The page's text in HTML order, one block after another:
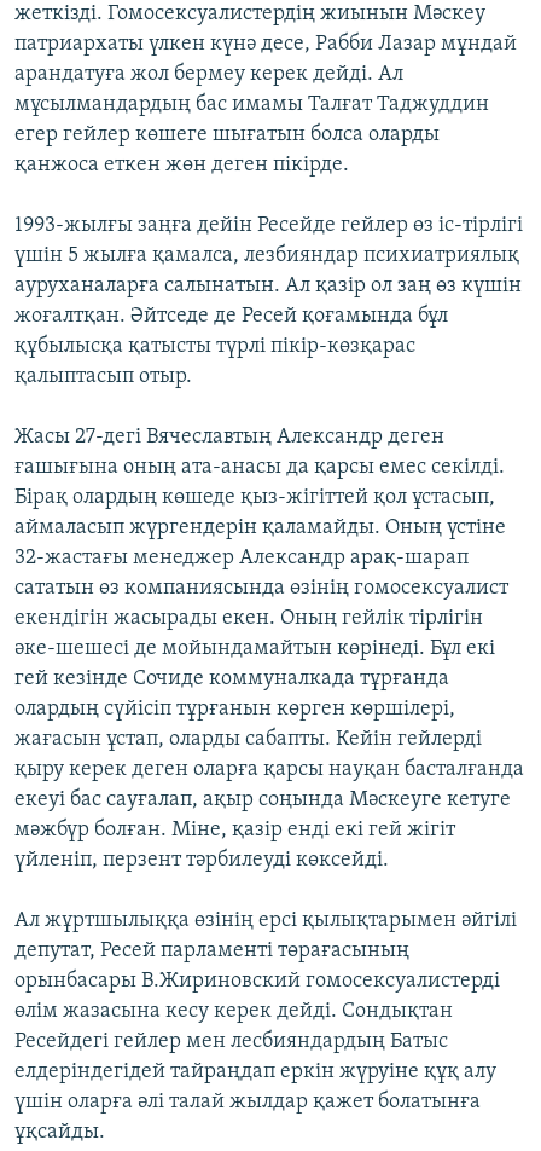
жеткізді. Гомосексуалистердің жиынын Мәскеу
патриархаты үлкен күнә десе, Рабби Лазар мұндай
арандатуға жол бермеу керек дейді. Ал
мұсылмандардың бас имамы Талғат Таджуддин
егер гейлер көшеге шығатын болса оларды
қанжоса еткен жөн деген пікірде.
1993-жылғы заңға дейін Ресейде гейлер өз іс-тірлігі
үшін 5 жылға қамалса, лезбияндар психиатриялық
ауруханаларға салынатын. Ал қазір ол заң өз күшін
жоғалтқан. Әйтседе де Ресей қоғамында бұл
құбылысқа қатысты түрлі пікір-көзқарас
қалыптасып отыр.
Жасы 27-дегі Вячеславтың Александр деген
ғашығына оның ата-анасы да қарсы емес секілді.
Бірақ олардың көшеде қыз-жігіттей қол ұстасып,
аймаласып жүргендерін қаламайды. Оның үстіне
32-жастағы менеджер Александр арақ-шарап
сататын өз компаниясында өзінің гомосексуалист
екендігін жасырады екен. Оның гейлік тірлігін
әке-шешесі де мойындамайтын көрінеді. Бұл екі
гей кезінде Сочиде коммуналкада тұрғанда
олардың сүйісіп тұрғанын көрген көршілері,
жағасын ұстап, оларды сабапты. Кейін гейлерді
қыру керек деген оларға қарсы науқан басталғанда
екеуі бас сауғалап, ақыр соңында Мәскеуге кетуге
мәжбүр болған. Міне, қазір енді екі гей жігіт
үйленіп, перзент тәрбилеуді көксейді.
Ал жұртшылыққа өзінің ерсі қылықтарымен әйгілі
депутат, Ресей парламенті төрағасының
орынбасары В.Жириновский гомосексуалистерді
өлім жазасына кесу керек дейді. Сондықтан
Ресейдегі гейлер мен лесбияндардың Батыс
елдеріндегідей тайраңдап еркін жүруіне құқ алу
үшін оларға әлі талай жылдар қажет болатынға
ұқсайды.